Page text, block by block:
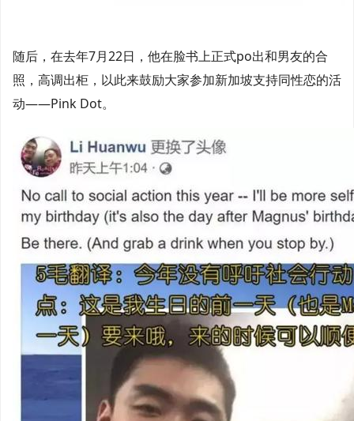
随后，在去年7月22日，他在脸书上正式po出和男友的合
照，高调出柜，以此来鼓励大家参加新加坡支持同性恋的活
动——Pink Dot。